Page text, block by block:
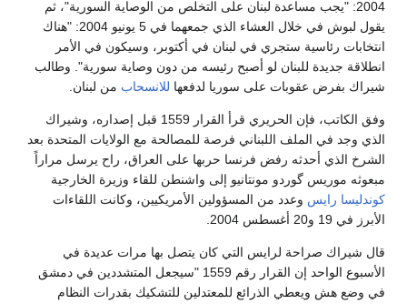
2004: "يجب مساعدة لبنان على التخلص من الوصاية السورية"، ثم
يقول لبوش في خلال العشاء الذي جمعهما في 5 يونيو 2004: "هناك
انتخابات رئاسية ستجري في لبنان في أكتوبر، وسيكون في الأمر
انطلاقة جديدة للبنان لو أصبح رئيسه من دون وصاية سورية". وطالب
شيراك بفرض عقوبات على سوريا لدفعها للانسحاب من لبنان.
وفق الكاتب، فإن الحريري قرأ القرار 1559 قبل إصداره، وشيراك
الذي وجد في الملف اللبناني فرصة للمصالحة مع الولايات المتحدة بعد
الشرخ الذي أحدثه رفض فرنسا حربها على العراق، راح يرسل مراراً
مبعوثه موريس گوردو مونتانيو إلى واشنطن للقاء وزيرة الخارجية
كوندليسا رايس وعدد من المسؤولين الأمريكيين، وكانت اللقاءات
الأبرز في 19 و20 أغسطس 2004.
قال شيراك صراحة لرايس التي كان يتصل بها مرات عديدة في
الأسبوع الواحد إن القرار رقم 1559 "سيجعل المتشددين في دمشق
في وضع هش ويعطي الذرائع للمعتدلين للتشكيك بقدرات النظام